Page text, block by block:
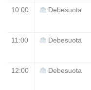
10:00 Debesuota
11:00 Debesuota
12:00 Debesuota